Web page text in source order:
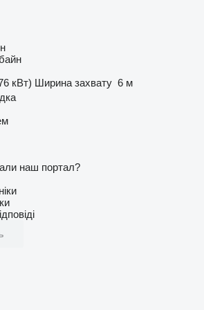
кВт) Ширина захвату 6 м
наш портал?